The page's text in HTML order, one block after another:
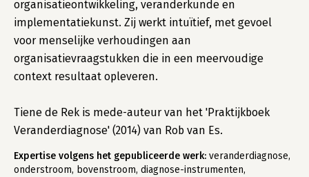
organisatieontwikkeling, veranderkunde en
implementatiekunst. Zij werkt intuïtief, met gevoel
voor menselijke verhoudingen aan
organisatievraagstukken die in een meervoudige
context resultaat opleveren.
Tiene de Rek is mede-auteur van het 'Praktijkboek
Veranderdiagnose' (2014) van Rob van Es.
Expertise volgens het gepubliceerde werk: veranderdiagnose,
onderstroom, bovenstroom, diagnose-instrumenten,